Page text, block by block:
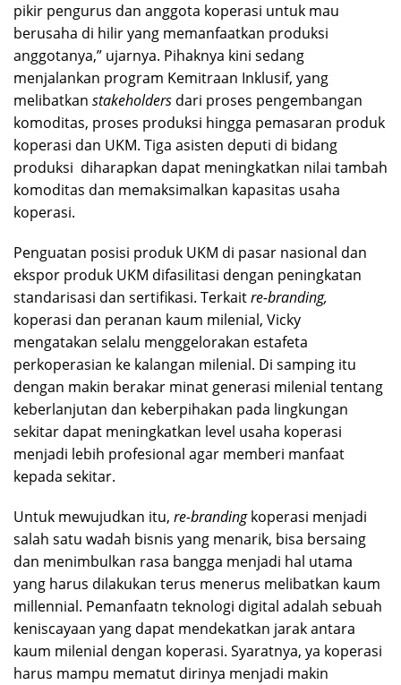
pikir pengurus dan anggota koperasi untuk mau
berusaha di hilir yang memanfaatkan produksi
anggotanya,” ujarnya. Pihaknya kini sedang
menjalankan program Kemitraan Inklusif, yang
melibatkan stakeholders dari proses pengembangan
komoditas, proses produksi hingga pemasaran produk
koperasi dan UKM. Tiga asisten deputi di bidang
produksi diharapkan dapat meningkatkan nilai tambah
komoditas dan memaksimalkan kapasitas usaha
koperasi.
Penguatan posisi produk UKM di pasar nasional dan
ekspor produk UKM difasilitasi dengan peningkatan
standarisasi dan sertifikasi. Terkaitre-branding,
koperasi dan peranan kaum milenial, Vicky
mengatakan selalu menggelorakan estafeta
perkoperasian ke kalangan milenial. Di samping itu
dengan makin berakar minat generasi milenial tentang
keberlanjutan dan keberpihakan pada lingkungan
sekitar dapat meningkatkan level usaha koperasi
menjadi lebih profesional agar memberi manfaat
kepada sekitar.
Untuk mewujudkan itu, re-brandingkoperasi menjadi
salah satu wadah bisnis yang menarik, bisa bersaing
dan menimbulkan rasa bangga menjadi hal utama
yang harus dilakukan terus menerus melibatkan kaum
millennial. Pemanfaatn teknologi digital adalah sebuah
keniscayaan yang dapat mendekatkan jarak antara
kaum milenial dengan koperasi. Syaratnya, ya koperasi
harus mampu mematut dirinya menjadi makin